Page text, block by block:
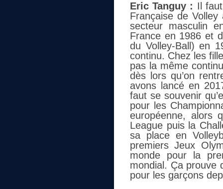
Eric Tanguy : Il
Française de
secteur masculin
France en 1986 et
du Volley-Ball) en
continu. Chez les
pas la même
dès lors qu’on
avons lancé en
faut se souvenir
pour les
européenne, alors
League puis la
sa place en
premiers Jeux
monde pour la
mondial. Ça prouve
pour les garçons